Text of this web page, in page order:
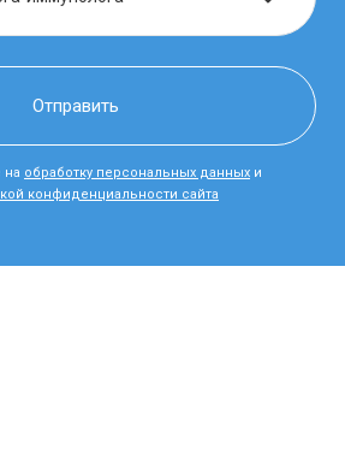
на обработку персональных данных и
конфиденциальности сайта